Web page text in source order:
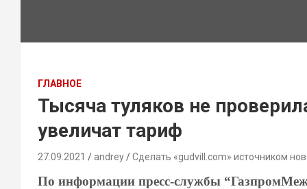
ГЛАВНОЕ
Тысяча туляков не
увеличат тариф
27.09.2021 andrey Сделать «gudvill.com» источником
По информации пресс-службы